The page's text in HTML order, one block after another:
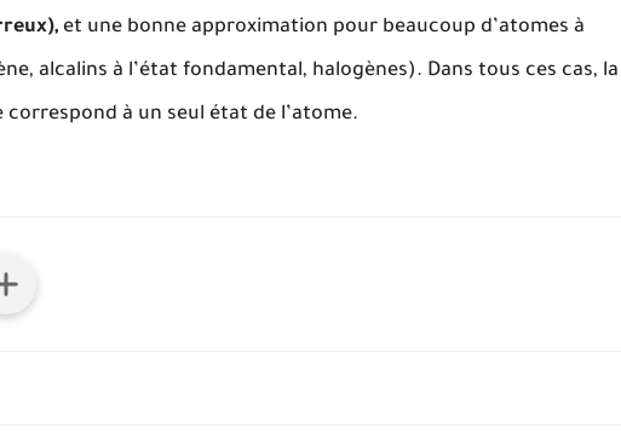
et une bonne approximation pour beaucoup d’atomes à
alcalins à l’état fondamental, halogènes). Dans tous ces cas, la
à un seul état de l’atome.